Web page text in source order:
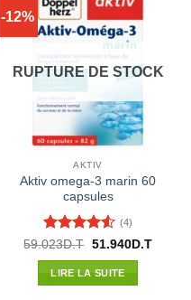
-12%
RUPTURE DE STOCK
AKTIV
Aktiv omega-3 marin 60
capsules
Note4.5
sur 5
(4)
59.023D.T Le
initial
était :
51.940D.TLe
LIRE LA SUITE